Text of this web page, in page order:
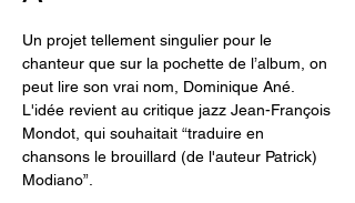
Un projet tellement singulier pour le
chanteur que sur la pochette de l’album, on
peut lire son vrai nom, Dominique Ané.
L'idée revient au critique jazz Jean-François
Mondot, qui souhaitait “traduire en
chansons le brouillard (de l'auteur Patrick)
Modiano”.